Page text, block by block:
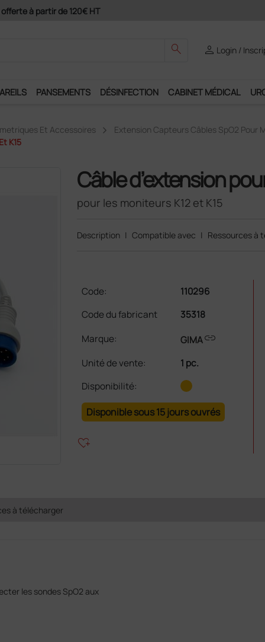
4X avec Paypal
search person Login /
PANSEMENTS DÉSINFECTION CABINET MÉDICAL
Et Accessoires
Extension Capteurs Câbles SpO2
K15
Câble d’extension
pour les moniteurs K12 et K15
Description | Compatible avec | Ressources à
Code:
110296
Code du fabricant
35318
Marque:
GIMAlink
Unité de vente:
1 pc.
Disponibilité:
Disponible sous 15 jours ouvrés
heart_plus
à télécharger
les sondes SpO2 aux